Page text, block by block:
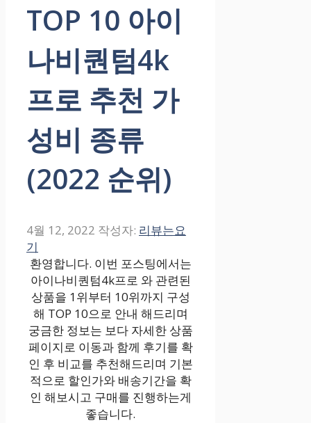
TOP 10 아이
나비퀀텀4k
프로 추천 가
성비 종류
(2022 순위)
4월 12, 2022 작성자: 리뷰는요
기
환영합니다. 이번 포스팅에서는
아이나비퀀텀4k프로 와 관련된
상품을 1위부터 10위까지 구성
해 TOP 10으로 안내 해드리며
궁금한 정보는 보다 자세한 상품
페이지로 이동과 함께 후기를 확
인 후 비교를 추천해드리며 기본
적으로 할인가와 배송기간을 확
인 해보시고 구매를 진행하는게
좋습니다.